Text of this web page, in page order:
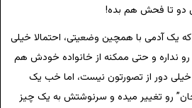
دو تا فحش هم بده!
یک آدمی با همچین وضعیتی، احتمالا خیلی
نداره و حتی ممکنه از خانواده خودش هم
دور از تصورتون نیست، اما خب یک
رو تغییر میده و سرنوشتش به یک چیز